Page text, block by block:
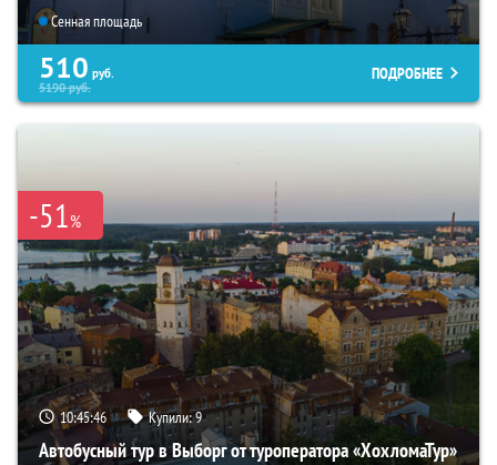
Сенная площадь
510 руб.
5190руб.
ПОДРОБНЕЕ
-51%
10:45:45 Купили:9
Автобусный тур в Выборг от туроператора «ХохломаТур»